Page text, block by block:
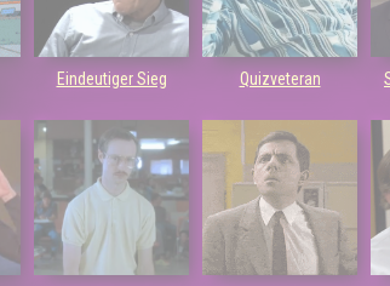
Eindeutiger Sieg Quizveteran